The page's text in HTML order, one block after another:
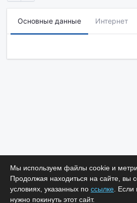
Основные данные Интернет
Мы используем файлы cookie и
Продолжая находиться на сайте, вы
условиях, указанных по ссылке .
нужно покинуть этот сайт.